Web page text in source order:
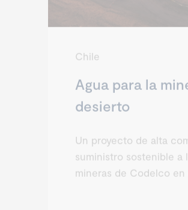
Chile
Agua para la
desierto
Un proyecto de alta
suministro sostenible a
mineras de Codelco